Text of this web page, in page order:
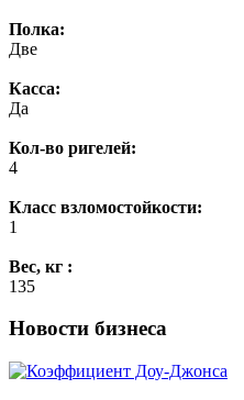
Полка:
Две
Касса:
Да
Кол-во ригелей:
4
Класс взломостойкости:
1
Вес, кг :
135
Новости бизнеса